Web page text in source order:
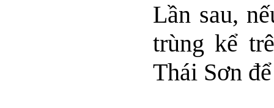
Lần sau,
trùng kể
Thái Sơn